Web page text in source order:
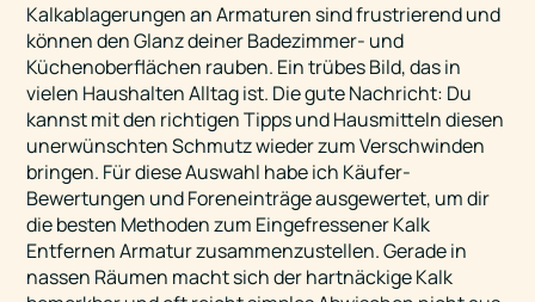
Kalkablagerungen an Armaturen sind frustrierend und
können den Glanz deiner Badezimmer- und
Küchenoberflächen rauben. Ein trübes Bild, das in
vielen Haushalten Alltag ist. Die gute Nachricht: Du
kannst mit den richtigen Tipps und Hausmitteln diesen
unerwünschten Schmutz wieder zum Verschwinden
bringen. Für diese Auswahl habe ich Käufer-
Bewertungen und Foreneinträge ausgewertet, um dir
die besten Methoden zum Eingefressener Kalk
Entfernen Armatur zusammenzustellen. Gerade in
nassen Räumen macht sich der hartnäckige Kalk